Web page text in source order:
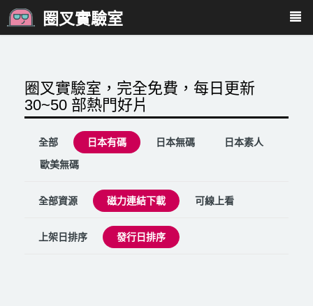
圈叉實驗室
圈叉實驗室，完全免費，每日更新
30~50 部熱門好片
全部 日本有碼 日本無碼
日本素人
歐美無碼
全部資源 磁力連結下載 可線上看
上架日排序 發行日排序